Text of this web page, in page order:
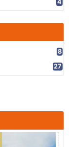
4
8
27